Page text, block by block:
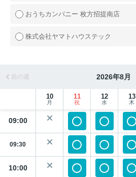
おうちカンパニー 枚方招提南店
株式会社ヤマトハウステック
前の週 2026年8月
10
月
11
祝
12
水
13
木
09:00
09:30
10:00